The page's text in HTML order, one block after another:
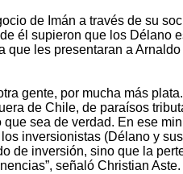
de Imán a través de su
él supieron que los Délano
que les presentaran a
gente, por mucha más
de Chile, de paraísos
sea de verdad. En ese
inversionistas (Délano y
de inversión, sino que la
señaló Christian Aste.